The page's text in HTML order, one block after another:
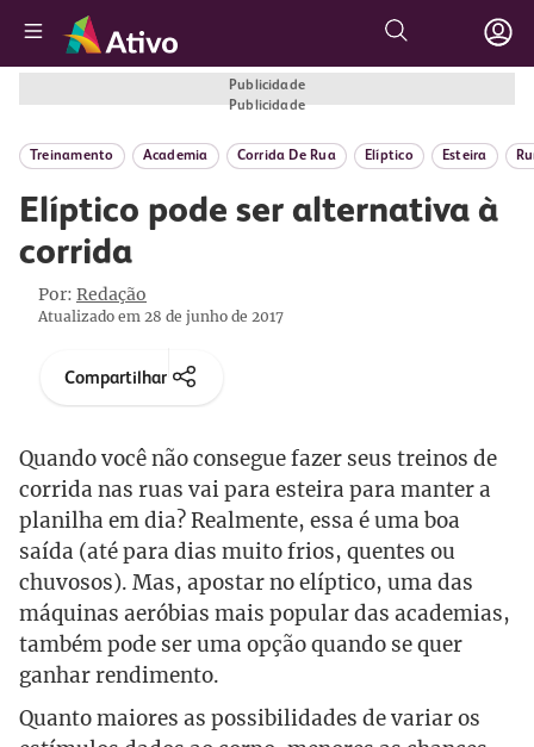
Publicidade
Publicidade
Treinamento Academia Corrida De Rua Elíptico Esteira
Elíptico pode ser alternativa à
corrida
Por: Redação
Atualizado em 28 de junho de 2017
Compartilhar
Quando você não consegue fazer seus treinos de
corrida nas ruas vai para esteira para manter a
planilha em dia? Realmente, essa é uma boa
saída (até para dias muito frios, quentes ou
chuvosos). Mas, apostar no elíptico, uma das
máquinas aeróbias mais popular das academias,
também pode ser uma opção quando se quer
ganhar rendimento.
Quanto maiores as possibilidades de variar os